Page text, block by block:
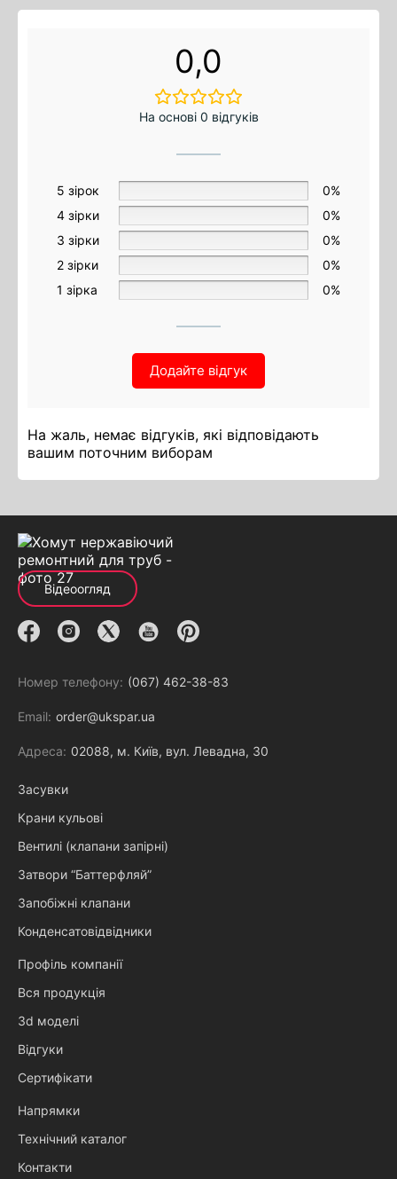
0,0
На основі 0 відгуків
5 зірок
0%
4 зірки
0%
3 зірки
0%
2 зірки
0%
1 зірка
0%
Додайте відгук
На жаль, немає відгуків, які відповідають
вашим поточним виборам
Відеоогляд
Номер телефону: (067) 462-38-83
Email: order@ukspar.ua
Адреса: 02088, м. Київ, вул. Левадна, 30
Засувки
Крани кульові
Вентилі (клапани запірні)
Затвори “Баттерфляй”
Запобіжні клапани
Конденсатовідвідники
Профіль компанії
Вся продукція
3d моделі
Відгуки
Сертифікати
Напрямки
Технічний каталог
Контакти